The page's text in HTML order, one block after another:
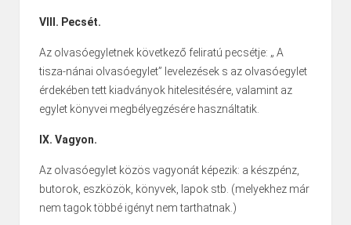
VIII. Pecsét.
Az olvasóegyletnek következő feliratú pecsétje: „ A
tisza-nánai olvasóegylet” levelezések s az olvasóegylet
érdekében tett kiadványok hitelesitésére, valamint az
egylet könyvei megbélyegzésére használtatik.
IX. Vagyon.
Az olvasóegylet közös vagyonát képezik: a készpénz,
butorok, eszközök, könyvek, lapok stb. (melyekhez már
nem tagok többé igényt nem tarthatnak.)